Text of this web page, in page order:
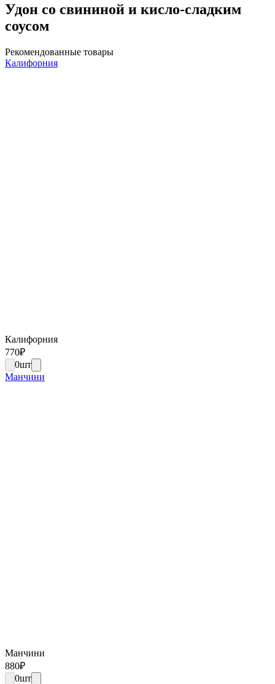
Удон со свининой и кисло-сладким
соусом
Рекомендованные товары
Калифорния
Калифорния
770₽
0шт
Манчини
Манчини
880₽
0шт